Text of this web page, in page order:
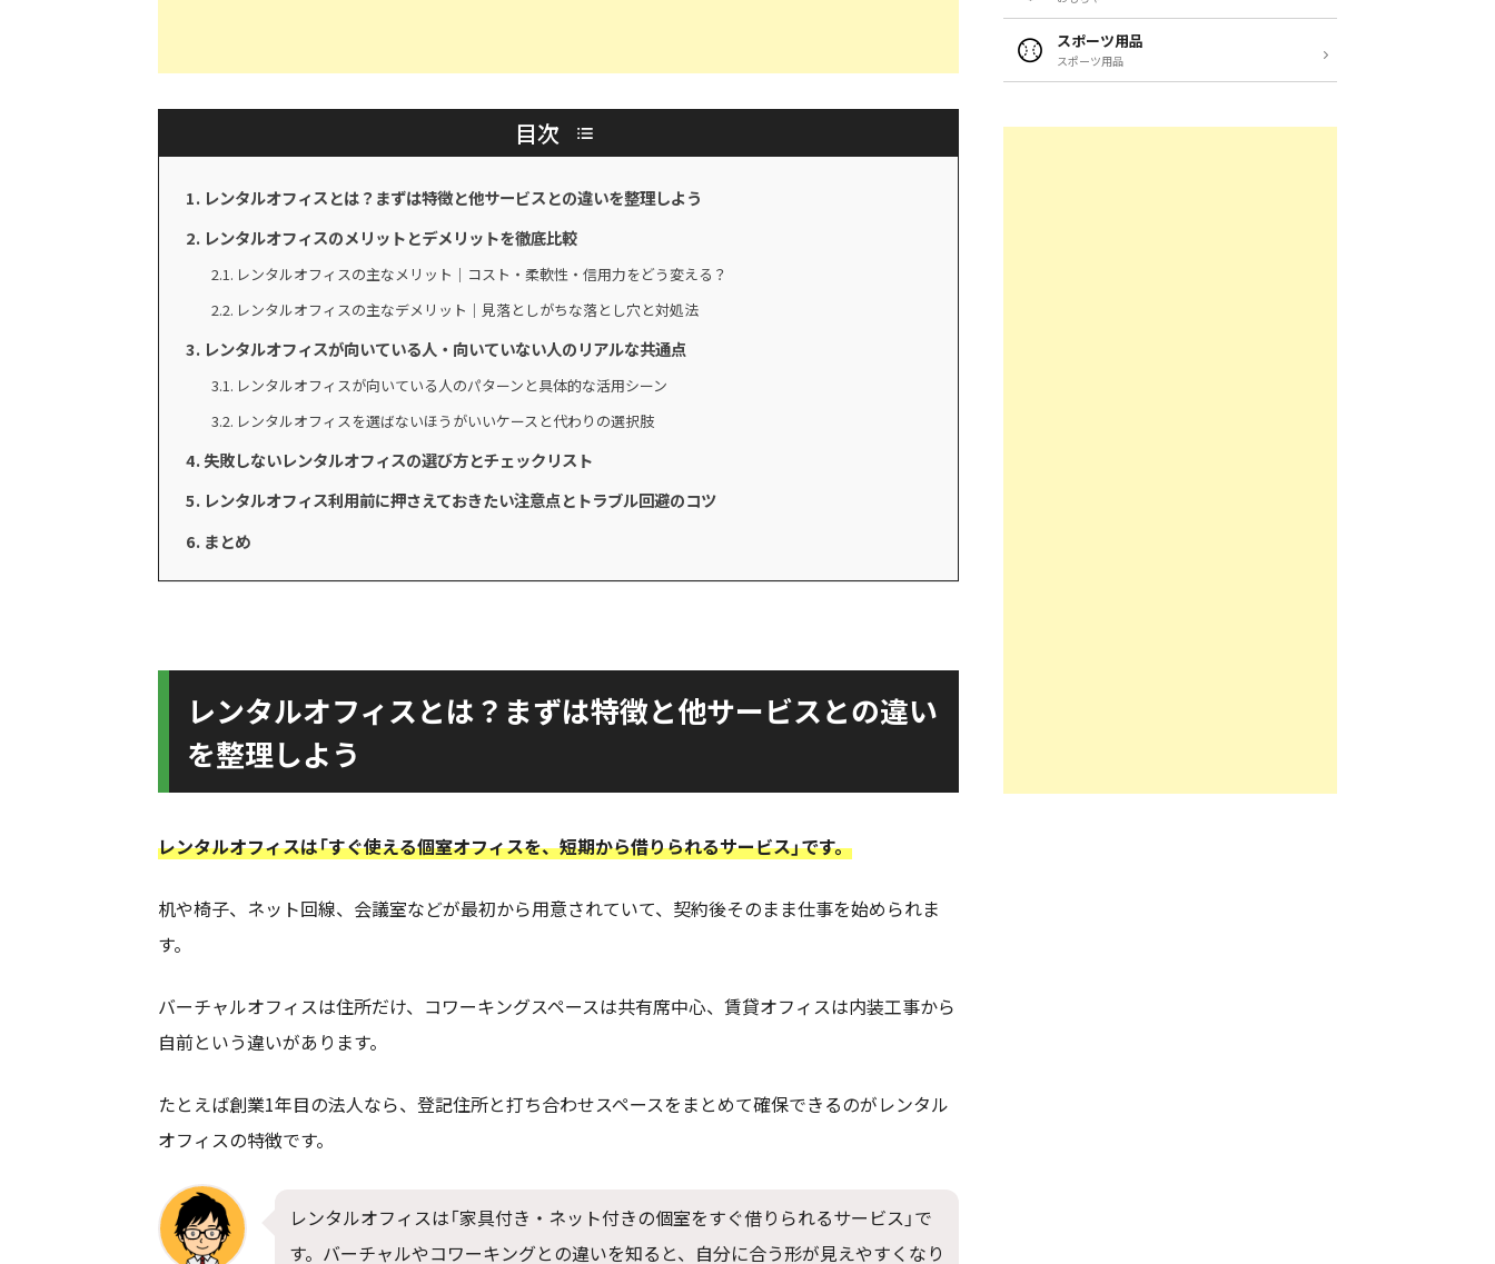
目次
レンタルオフィスとは？まずは特徴と他サービスとの違いを整理しよう
レンタルオフィスのメリットとデメリットを徹底比較
レンタルオフィスの主なメリット｜コスト・柔軟性・信用力をどう変える？
レンタルオフィスの主なデメリット｜見落としがちな落とし穴と対処法
レンタルオフィスが向いている人・向いていない人のリアルな共通点
レンタルオフィスが向いている人のパターンと具体的な活用シーン
レンタルオフィスを選ばないほうがいいケースと代わりの選択肢
失敗しないレンタルオフィスの選び方とチェックリスト
レンタルオフィス利用前に押さえておきたい注意点とトラブル回避のコツ
まとめ
レンタルオフィスとは？まずは特徴と他サービスとの違い
を整理しよう
レンタルオフィスは「すぐ使える個室オフィスを、短期から借りられるサービス」です。
机や椅子、ネット回線、会議室などが最初から用意されていて、契約後そのまま仕事を始められま
す。
バーチャルオフィスは住所だけ、コワーキングスペースは共有席中心、賃貸オフィスは内装工事から
自前という違いがあります。
たとえば創業1年目の法人なら、登記住所と打ち合わせスペースをまとめて確保できるのがレンタル
オフィスの特徴です。
レンタルオフィスは「家具付き・ネット付きの個室をすぐ借りられるサービス」で
す。バーチャルやコワーキングとの違いを知ると、自分に合う形が見えやすくなり
スポーツ用品
スポーツ用品